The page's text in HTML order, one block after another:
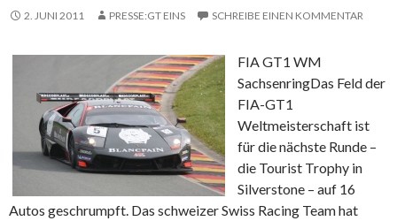
2. JUNI 2011 PRESSE:GT EINS SCHREIBE EINEN KOMMENTAR
FIA GT1 WM
SachsenringDas Feld der
FIA-GT1
Weltmeisterschaft ist
für die nächste Runde –
die Tourist Trophy in
Silverstone – auf 16
Autos geschrumpft. Das schweizer Swiss Racing Team hat